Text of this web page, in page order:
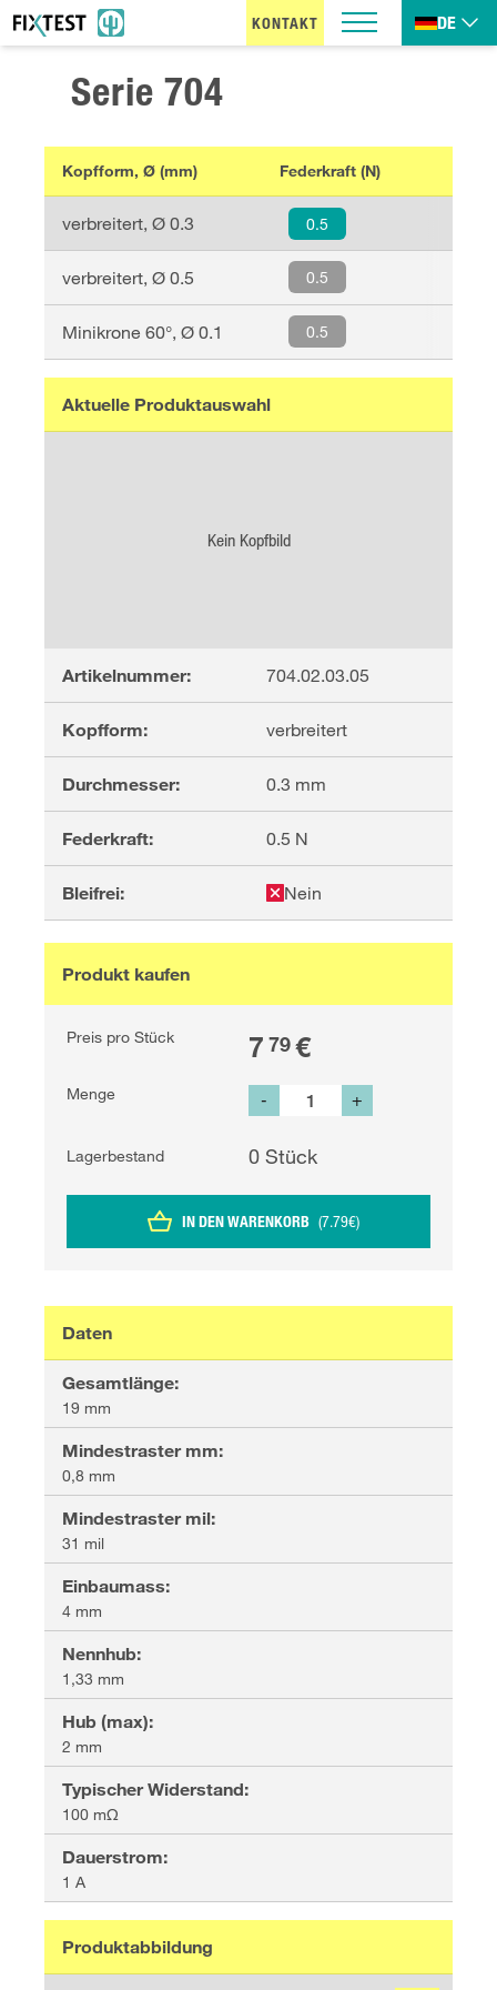
KONTAKT DE
Serie 704
Daten
Gesamtlänge:
19 mm
Mindestraster mm:
0,8 mm
Mindestraster mil:
31 mil
Einbaumass:
4 mm
Nennhub:
1,33 mm
Hub (max):
2 mm
Typischer Widerstand:
100 mΩ
Dauerstrom:
1 A
Kopfform, Ø (mm) Federkraft (N)
verbreitert, Ø 0.3 0.5
verbreitert, Ø 0.5 0.5
Minikrone 60°, Ø 0.1 0.5
Aktuelle Produktauswahl
Kein Kopfbild
Artikelnummer: 704.02.03.05
Kopfform: verbreitert
Durchmesser: 0.3 mm
Federkraft: 0.5 N
Bleifrei: Nein
Produkt kaufen
Preis pro Stück 7 79€
Menge - +
Lagerbestand 0 Stück
IN DEN WARENKORB (7.79€)
Produktabbildung